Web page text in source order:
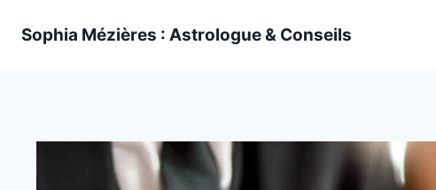
Sophia Mézières : Astrologue & Conseils